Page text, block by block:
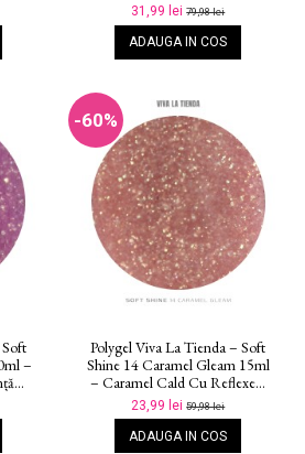
31,99 lei79,98 lei
ADAUGA IN COS
–
-60%
Polygel Viva La Tienda – Soft
Shine 14 Caramel Gleam 15ml
– Caramel Cald Cu Reflexe...
23,99 lei59,98 lei
ADAUGA IN COS